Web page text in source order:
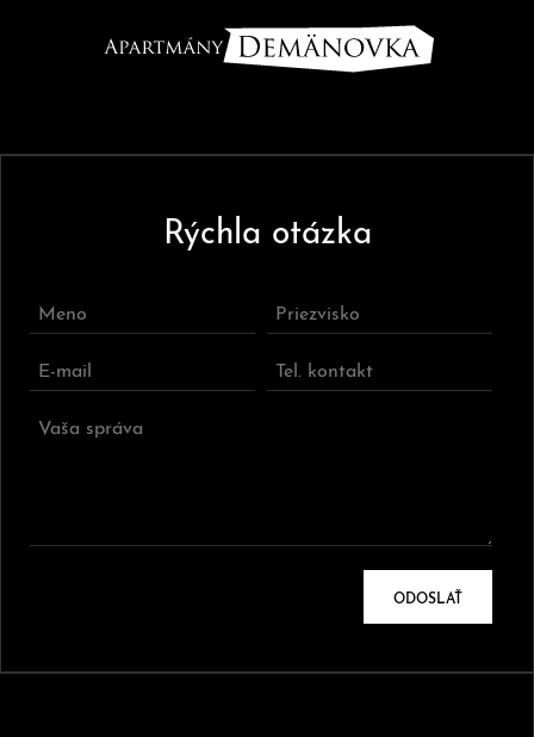
Rýchla otázka
ODOSLAŤ